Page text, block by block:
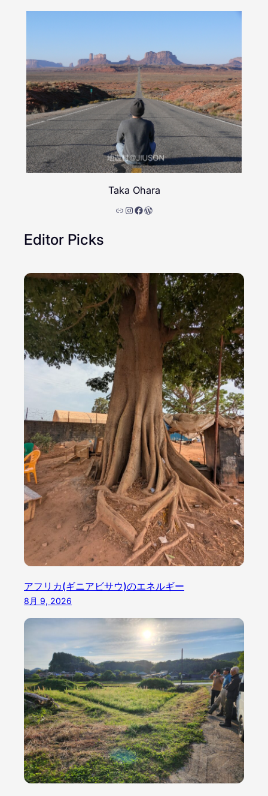
Taka Ohara
リンク Instagram Facebook WordPress
Editor Picks
アフリカ(ギニアビサウ)のエネルギー
8月 9, 2026